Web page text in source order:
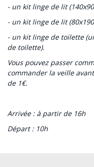
- un kit linge de lit
- un kit linge de lit
- un kit linge de toilette
de toilette).
Vous pouvez passer
commander la veille
de 1€.
Arrivée : à partir de 16h
Départ : 10h